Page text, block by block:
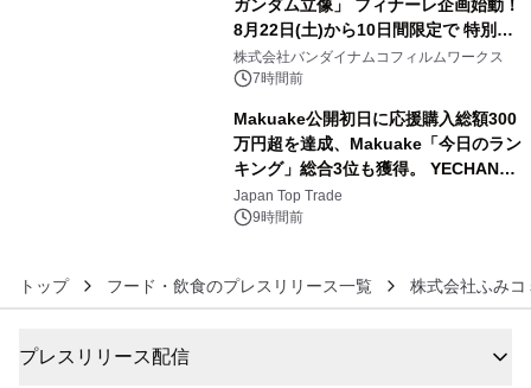
ガンダム立像」 フィナーレ企画始動！
8月22日(土)から10日間限定で 特別映
像『UNICORN GUNDAM Statue ―
BEYOND POSSIBILITY ―』を上映！
株式会社バンダイナムコフィルムワークス
7時間前
Makuake公開初日に応援購入総額300
万円超を達成、Makuake「今日のラン
キング」総合3位も獲得。 YECHAN音
浴シンギングボウル第2弾の大型サイ
ズ（XL・2XL・3XL）を先行販売中
Japan Top Trade
9時間前
トップ フード・飲食のプレスリリース一覧 株式会社ふみ
プレスリリース配信